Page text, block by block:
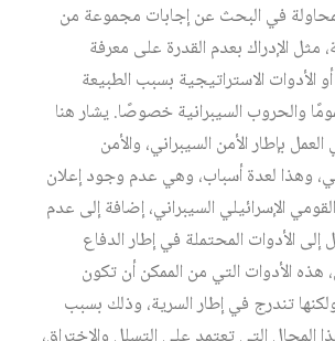
في البحث عن إجابات مجموعة من
مثل الإدراك بعدم القدرة على معرفة
الأدوات الاستراتيجية بسبب الطبيعة
والحروب السيبرانية خصوصًا. يشار هنا
بإطار الأمن السيبراني، والأمن
وهذا لعدة أسباب، وهي عدم وجود إعلان
الإسرائيلي السيبراني، إضافة إلى عدم
الأدوات المحتملة في إطار الدفاع
هذه الأدوات التي من الممكن أن تكون
تندرج في إطار السرية، وذلك بسبب